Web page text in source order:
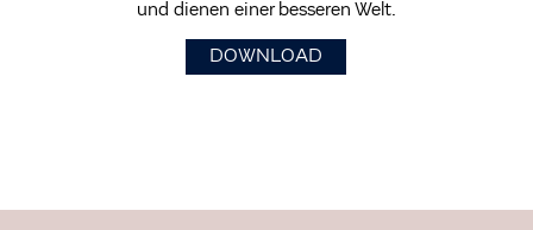
und dienen einer besseren Welt.
DOWNLOAD